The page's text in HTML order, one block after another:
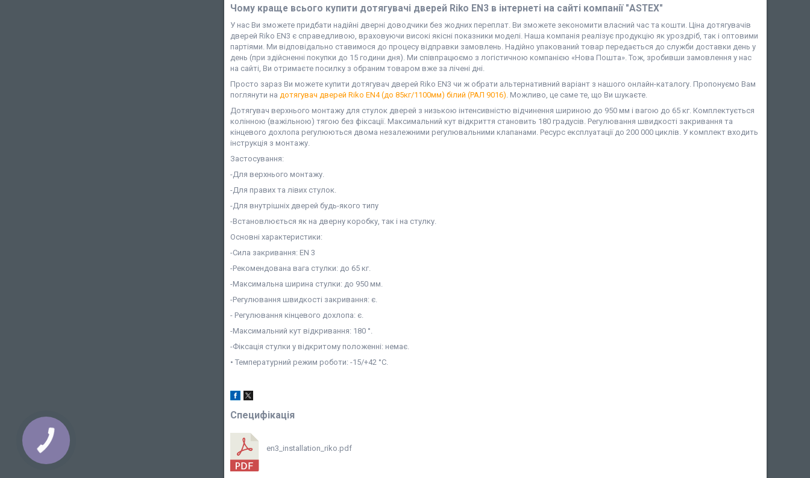
Чому краще всього купити дотягувачі дверей Riko EN3 в інтернеті на сайті компанії "ASTEX"
У нас Ви зможете придбати надійні дверні доводчики без жодних переплат. Ви зможете зекономити власний час та кошти. Ціна дотягувачів
дверей Riko EN3 є справедливою, враховуючи високі якісні показники моделі. Наша компанія реалізує продукцію як уроздріб, так і оптовими
партіями. Ми відповідально ставимося до процесу відправки замовлень. Надійно упакований товар передається до служби доставки день у
день (при здійсненні покупки до 15 години дня). Ми співпрацюємо з логістичною компанією «Нова Пошта». Тож, зробивши замовлення у нас
на сайті, Ви отримаєте посилку з обраним товаром вже за лічені дні.
Просто зараз Ви можете купити дотягувач дверей Riko EN3 чи ж обрати альтернативний варіант з нашого онлайн-каталогу. Пропонуємо Вам
поглянути на дотягувач дверей Riko EN4 (до 85кг/1100мм) білий (РАЛ 9016) . Можливо, це саме те, що Ви шукаєте.
Дотягувач верхнього монтажу для стулок дверей з низькою інтенсивністю відчинення шириною до 950 мм і вагою до 65 кг. Комплектується
колінною (важільною) тягою без фіксації. Максимальний кут відкриття становить 180 градусів. Регулювання швидкості закривання та
кінцевого дохлопа регулюються двома незалежними регулювальними клапанами. Ресурс експлуатації до 200 000 циклів. У комплект входить
інструкція з монтажу.
Застосування:
-Для верхнього монтажу.
-Для правих та лівих стулок.
-Для внутрішніх дверей будь-якого типу
-Встановлюється як на дверну коробку, так і на стулку.
Основні характеристики:
-Сила закривання: EN 3
-Рекомендована вага стулки: до 65 кг.
-Максимальна ширина стулки: до 950 мм.
-Регулювання швидкості закривання: є.
- Регулювання кінцевого дохлопа: є.
-Максимальний кут відкривання: 180 °.
-Фіксація стулки у відкритому положенні: немає.
• Температурний режим роботи: -15/+42 °С.
Специфікація
en3_installation_riko.pdf